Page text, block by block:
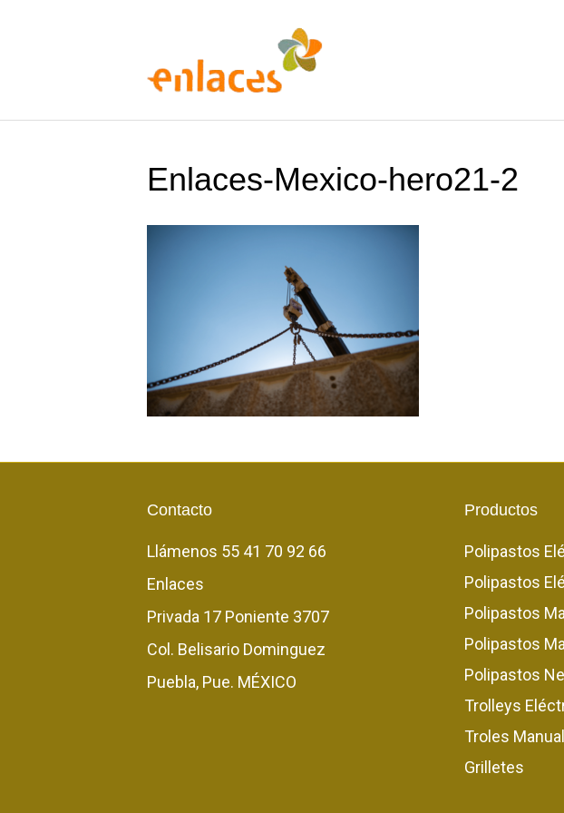
Enlaces-Mexico-hero21-2
Contacto
Llámenos 55 41 70 92 66
Enlaces
Privada 17 Poniente 3707
Col. Belisario Dominguez
Puebla, Pue. MÉXICO
Productos
Polipastos
Polipastos
Polipastos
Polipastos
Polipastos
Trolleys
Troles
Grilletes